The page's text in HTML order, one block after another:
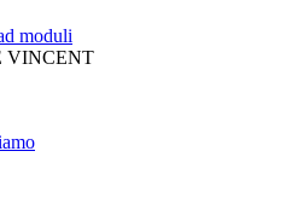
moduli
VINCENT